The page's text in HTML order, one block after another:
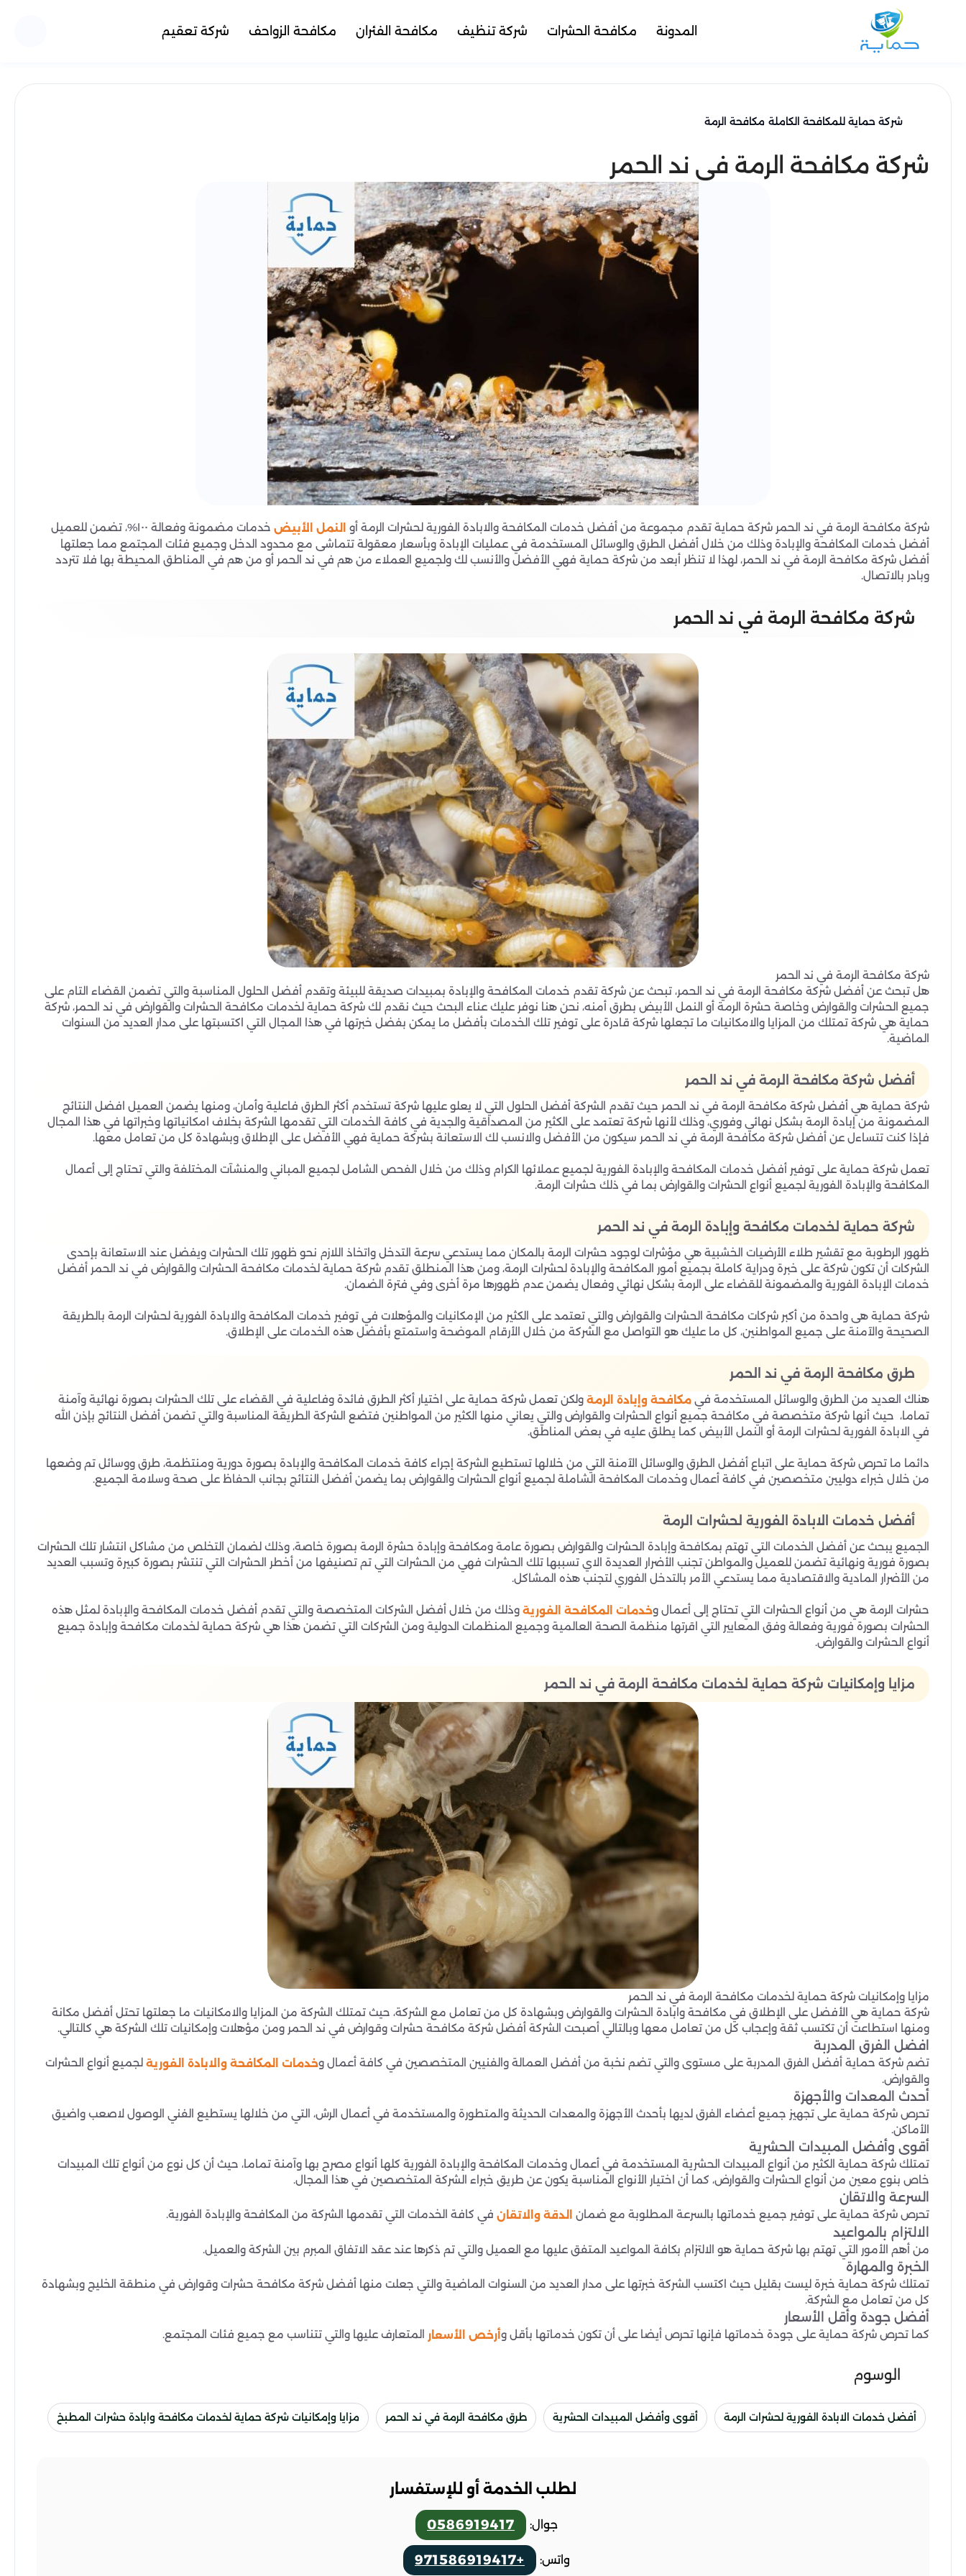
المدونة مكافحة الحشرات شركة تنظيف مكافحة الفئران مكافحة الزواحف شركة تعقيم
شركة حماية للمكافحة الكاملة مكافحة الرمة
شركة مكافحة الرمة في ند الحمر
شركة مكافحة الرمة في ند الحمر شركة حماية تقدم مجموعة من أفضل خدمات المكافحة والابادة الفورية لحشرات الرمة أو النمل الأبيض
خدمات مضمونة وفعالة ١٠٠%، تضمن للعميل
أفضل خدمات المكافحة والإبادة وذلك من خلال أفضل الطرق والوسائل المستخدمة في عمليات الإبادة وبأسعار معقولة تتماشى مع محدود الدخل وجميع فئات المجتمع مما جعلتها
أفضل شركة مكافحة الرمة في ند الحمر، لهذا لا تنظر أبعد من شركة حماية فهي الأفضل والأنسب لك ولجميع العملاء من هم في ند الحمر أو من هم في المناطق المحيطة بها فلا تتردد
وبادر بالاتصال.
شركة مكافحة الرمة في ند الحمر
شركة مكافحة الرمة في ند الحمر
هل تبحث عن أفضل شركة مكافحة الرمة في ند الحمر، تبحث عن شركة تقدم خدمات المكافحة والإبادة بمبيدات صديقة للبيئة وتقدم أفضل الحلول المناسبة والتي تضمن القضاء التام على
جميع الحشرات والقوارض وخاصة حشرة الرمة أو النمل الأبيض بطرق أمنه، نحن هنا نوفر عليك عناء البحث حيث نقدم لك شركة حماية لخدمات مكافحة الحشرات والقوارض في ند الحمر، شركة
حماية هي شركة تمتلك من المزايا والامكانيات ما تجعلها شركة قادرة على توفير تلك الخدمات بأفضل ما يمكن بفضل خبرتها في هذا المجال التي اكتسبتها على مدار العديد من السنوات
الماضية.
أفضل شركة مكافحة الرمة في ند الحمر
شركة حماية هي أفضل شركة مكافحة الرمة في ند الحمر حيث تقدم الشركة أفضل الحلول التي لا يعلو عليها شركة تستخدم أكثر الطرق فاعلية وأمان، ومنها يضمن العميل افضل النتائج
المضمونة من إبادة الرمة بشكل نهائي وفوري، وذلك لأنها شركة تعتمد على الكثير من المصداقية والجدية في كافة الخدمات التي تقدمها الشركة بخلاف امكانياتها وخبراتها في هذا المجال
فإذا كنت تتساءل عن أفضل شركة مكافحة الرمة في ند الحمر سيكون من الأفضل والانسب لك الاستعانة بشركة حماية فهي الأفضل على الإطلاق وبشهادة كل من تعامل معها.
تعمل شركة حماية على توفير أفضل خدمات المكافحة والإبادة الفورية لجميع عملائها الكرام وذلك من خلال الفحص الشامل لجميع المباني والمنشآت المختلفة والتي تحتاج إلى أعمال
المكافحة والإبادة الفورية لجميع أنواع الحشرات والقوارض بما في ذلك حشرات الرمة.
شركة حماية لخدمات مكافحة وإبادة الرمة في ند الحمر
ظهور الرطوبة مع تقشير طلاء الأرضيات الخشبية هي مؤشرات لوجود حشرات الرمة بالمكان مما يستدعي سرعة التدخل واتخاذ اللازم نحو ظهور تلك الحشرات ويفضل عند الاستعانة بإحدى
الشركات أن تكون شركة على خبرة ودراية كاملة بجميع أمور المكافحة والإبادة لحشرات الرمة، ومن هذا المنطلق تقدم شركة حماية لخدمات مكافحة الحشرات والقوارض في ند الحمر أفضل
خدمات الإبادة الفورية والمضمونة للقضاء على الرمة بشكل نهائي وفعال يضمن عدم ظهورها مرة أخرى وفي فترة الضمان.
شركة حماية هى واحدة من أكبر شركات مكافحة الحشرات والقوارض والتي تعتمد على الكثير من الإمكانيات والمؤهلات في توفير خدمات المكافحة والابادة الفورية لحشرات الرمة بالطريقة
الصحيحة والآمنة على جميع المواطنين، كل ما عليك هو التواصل مع الشركة من خلال الأرقام الموضحة واستمتع بأفضل هذه الخدمات على الإطلاق.
طرق مكافحة الرمة في ند الحمر
هناك العديد من الطرق والوسائل المستخدمة في مكافحة وإبادة الرمة ولكن تعمل شركة حماية على اختيار أكثر الطرق فائدة وفاعلية في القضاء على تلك الحشرات بصورة نهائية وآمنة
تماما، حيث أنها شركة متخصصة في مكافحة جميع أنواع الحشرات والقوارض والتي يعاني منها الكثير من المواطنين فتضع الشركة الطريقة المناسبة والتي تضمن أفضل النتائج بإذن الله
في الابادة الفورية لحشرات الرمة أو النمل الأبيض كما يطلق عليه في بعض المناطق.
دائما ما تحرص شركة حماية على اتباع أفضل الطرق والوسائل الآمنة التي من خلالها تستطيع الشركة إجراء كافة خدمات المكافحة والإبادة بصورة دورية ومنتظمة، طرق ووسائل تم وضعها
من خلال خبراء دوليين متخصصين في كافة أعمال وخدمات المكافحة الشاملة لجميع أنواع الحشرات والقوارض بما يضمن أفضل النتائج بجانب الحفاظ على صحة وسلامة الجميع.
أفضل خدمات الابادة الفورية لحشرات الرمة
الجميع يبحث عن أفضل الخدمات التي تهتم بمكافحة وإبادة الحشرات والقوارض بصورة عامة ومكافحة وإبادة حشرة الرمة بصورة خاصة، وذلك لضمان التخلص من مشاكل انتشار تلك الحشرات
بصورة فورية ونهائية تضمن للعميل والمواطن تجنب الأضرار العديدة الاي تسببها تلك الحشرات فهي من الحشرات التي تم تصنيفها من أخطر الحشرات التي تنتشر بصورة كبيرة وتسبب العديد
من الأضرار المادية والاقتصادية مما يستدعي الأمر بالتدخل الفوري لتجنب هذه المشاكل.
حشرات الرمة هي من أنواع الحشرات التي تحتاج إلى أعمال وخدمات المكافحة الفورية وذلك من خلال أفضل الشركات المتخصصة والتي تقدم أفضل خدمات المكافحة والإبادة لمثل هذه
الحشرات بصورة فورية وفعالة وفق المعايير التي اقرتها منظمة الصحة العالمية وجميع المنظمات الدولية ومن الشركات التي تضمن هذا هي شركة حماية لخدمات مكافحة وإبادة جميع
أنواع الحشرات والقوارض.
مزايا وإمكانيات شركة حماية لخدمات مكافحة الرمة في ند الحمر
مزايا وإمكانيات شركة حماية لخدمات مكافحة الرمة في ند الحمر
شركة حماية هي الأفضل على الإطلاق في مكافحة وابادة الحشرات والقوارض وبشهادة كل من تعامل مع الشركة، حيث تمتلك الشركة من المزايا والامكانيات ما جعلتها تحتل أفضل مكانة
ومنها استطاعت أن تكتسب ثقة وإعجاب كل من تعامل معها وبالتالي أصبحت الشركة أفضل شركة مكافحة حشرات وقوارض في ند الحمر ومن مؤهلات وإمكانيات تلك الشركة هي كالتالي.
افضل الفرق المدربة
تضم شركة حماية أفضل الفرق المدربة على مستوى والتي تضم نخبة من أفضل العمالة والفنيين المتخصصين في كافة أعمال وخدمات المكافحة والابادة الفورية لجميع أنواع الحشرات
والقوارض.
أحدث المعدات والأجهزة
تحرص شركة حماية على تجهيز جميع أعضاء الفرق لديها بأحدث الأجهزة والمعدات الحديثة والمتطورة والمستخدمة في أعمال الرش، التي من خلالها يستطيع الفني الوصول لاصعب واضيق
الأماكن.
أقوى وأفضل المبيدات الحشرية
تمتلك شركة حماية الكثير من أنواع المبيدات الحشرية المستخدمة في أعمال وخدمات المكافحة والإبادة الفورية كلها أنواع مصرح بها وآمنة تماما، حيث أن كل نوع من أنواع تلك المبيدات
خاص بنوع معين من أنواع الحشرات والقوارض، كما أن اختيار الأنواع المناسبة يكون عن طريق خبراء الشركة المتخصصين في هذا المجال.
السرعة والاتقان
تحرص شركة حماية على توفير جميع خدماتها بالسرعة المطلوبة مع ضمان الدقة والاتقان في كافة الخدمات التي تقدمها الشركة من المكافحة والإبادة الفورية.
الالتزام بالمواعيد
من أهم الأمور التي تهتم بها شركة حماية هو الالتزام بكافة المواعيد المتفق عليها مع العميل والتي تم ذكرها عند عقد الاتفاق المبرم بين الشركة والعميل.
الخبرة والمهارة
تمتلك شركة حماية خبرة ليست بقليل حيث اكتسب الشركة خبرتها على مدار العديد من السنوات الماضية والتي جعلت منها أفضل شركة مكافحة حشرات وقوارض في منطقة الخليج وبشهادة
كل من تعامل مع الشركة.
أفضل جودة وأقل الأسعار
كما تحرص شركة حماية على جودة خدماتها فإنها تحرص أيضا على أن تكون خدماتها بأقل وأرخص الأسعار المتعارف عليها والتي تتناسب مع جميع فئات المجتمع.
الوسوم
أفضل خدمات الابادة الفورية لحشرات الرمة أقوى وأفضل المبيدات الحشرية طرق مكافحة الرمة في ند الحمر مزايا وإمكانيات شركة حماية لخدمات مكافحة وابادة حشرات المطبخ
لطلب الخدمة أو للإستفسار
جوال: 0586919417
واتس: +971586919417